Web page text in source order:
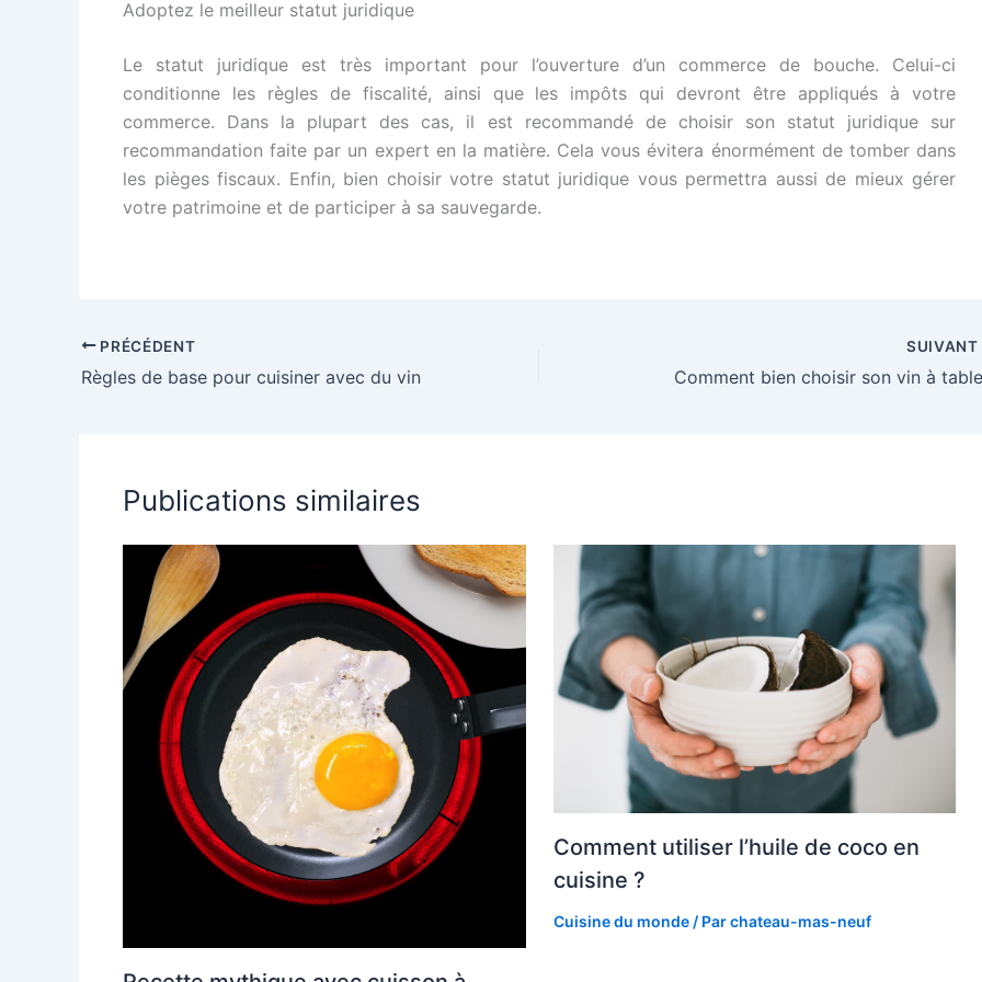
Adoptez le meilleur statut juridique
Le statut juridique est très important pour l’ouverture d’un commerce de bouche. Celui-ci
conditionne les règles de fiscalité, ainsi que les impôts qui devront être appliqués à votre
commerce. Dans la plupart des cas, il est recommandé de choisir son statut juridique sur
recommandation faite par un expert en la matière. Cela vous évitera énormément de tomber dans
les pièges fiscaux. Enfin, bien choisir votre statut juridique vous permettra aussi de mieux gérer
votre patrimoine et de participer à sa sauvegarde.
PRÉCÉDENT
Règles de base pour cuisiner avec du vin
SUIVANT
Comment bien choisir son vin à
Publications similaires
Comment utiliser l’huile de coco en
cuisine ?
Cuisine du monde/ Parchateau-mas-neuf